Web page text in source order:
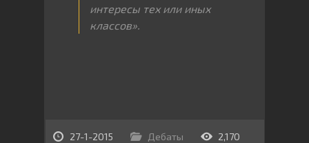
интересы тех или иных
классов».
27-1-2015 Дебаты 2,170